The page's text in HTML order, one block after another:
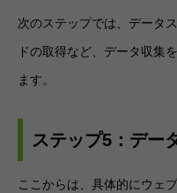
次のステップでは、データ
ドの取得など、データ収集
ます。
ステップ5：デー
ここからは、具体的にウェ